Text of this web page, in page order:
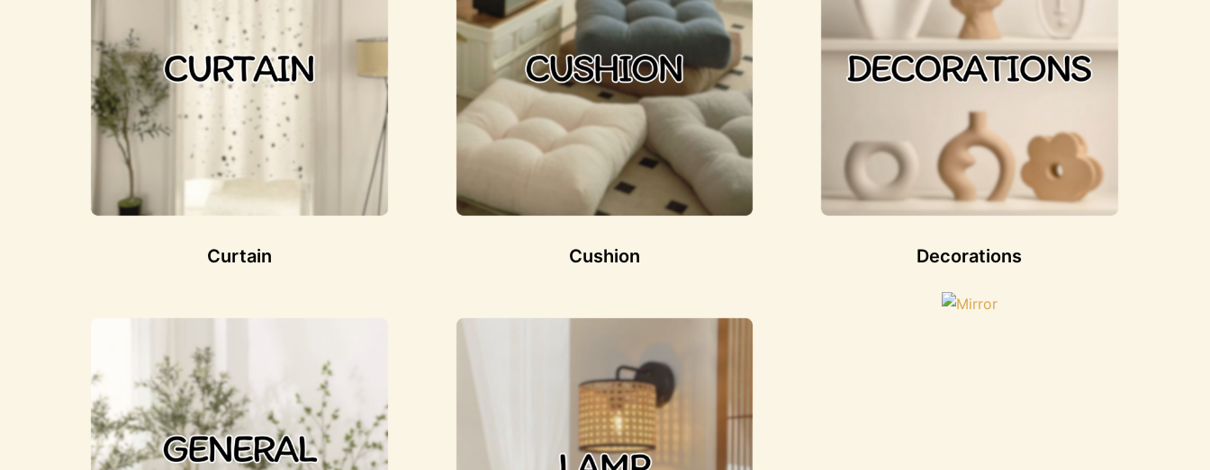
Curtain Cushion Decorations